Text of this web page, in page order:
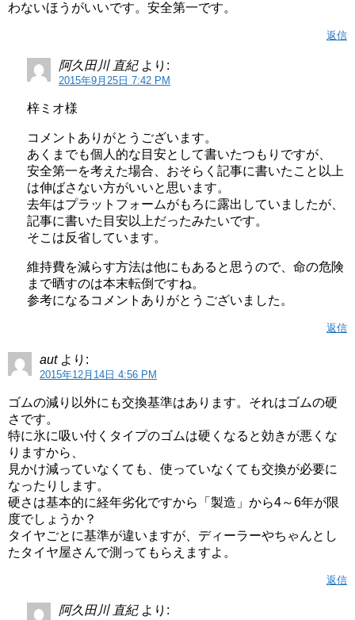
わないほうがいいです。安全第一です。
返信
阿久田川 直紀 より:
2015年9月25日 7:42 PM
梓ミオ様
コメントありがとうございます。
あくまでも個人的な目安として書いたつもりですが、
安全第一を考えた場合、おそらく記事に書いたこと以上
は伸ばさない方がいいと思います。
去年はプラットフォームがもろに露出していましたが、
記事に書いた目安以上だったみたいです。
そこは反省しています。
維持費を減らす方法は他にもあると思うので、命の危険
まで晒すのは本末転倒ですね。
参考になるコメントありがとうございました。
返信
aut より:
2015年12月14日 4:56 PM
ゴムの減り以外にも交換基準はあります。それはゴムの硬
さです。
特に氷に吸い付くタイプのゴムは硬くなると効きが悪くな
りますから、
見かけ減っていなくても、使っていなくても交換が必要に
なったりします。
硬さは基本的に経年劣化ですから「製造」から4～6年が限
度でしょうか？
タイヤごとに基準が違いますが、ディーラーやちゃんとし
たタイヤ屋さんで測ってもらえますよ。
返信
阿久田川 直紀 より: